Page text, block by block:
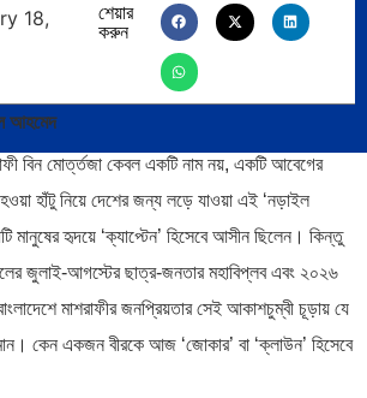
18,
শেয়ার
করুন
আহমেদ
বিন মোর্ত্তজা কেবল একটি নাম নয়, একটি আবেগের
হাঁটু নিয়ে দেশের জন্য লড়ে যাওয়া এই ‘নড়াইল
মানুষের হৃদয়ে ‘ক্যাপ্টেন’ হিসেবে আসীন ছিলেন। কিন্তু
জুলাই-আগস্টের ছাত্র-জনতার মহাবিপ্লব এবং ২০২৬
মাশরাফীর জনপ্রিয়তার সেই আকাশচুম্বী চূড়ায় যে
কেন একজন বীরকে আজ ‘জোকার’ বা ‘ক্লাউন’ হিসেবে